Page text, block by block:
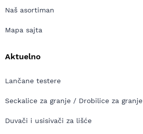
Naš asortiman
Mapa sajta
Aktuelno
Lančane testere
Seckalice za granje / Drobilice za granje
Duvači i usisivači za lišće